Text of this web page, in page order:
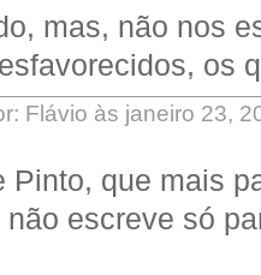
mas, não nos
os
Flávio às janeiro 23,
Pinto, que mais
não escreve só